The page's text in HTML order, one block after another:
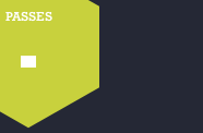
PASSES
-